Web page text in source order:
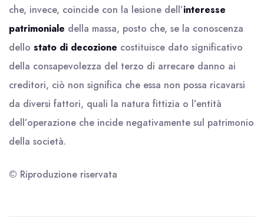
che, invece, coincide con la lesione dell’interesse
patrimoniale della massa, posto che, se la conoscenza
dello stato di decozione costituisce dato significativo
della consapevolezza del terzo di arrecare danno ai
creditori, ciò non significa che essa non possa ricavarsi
da diversi fattori, quali la natura fittizia o l’entità
dell’operazione che incide negativamente sul patrimonio
della società.
© Riproduzione riservata